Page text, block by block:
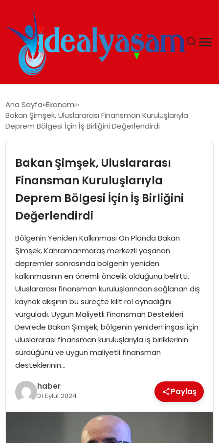
GÜNDEM
İDEAL YAŞAM
İDEAL SPOR
YAŞAM
MAGAZIN
SAĞLIK
SOSYAL HABER
Ana Sayfa Ekonomi
Bakan Şimşek, Uluslararası Finansman Kuruluşlarıyla
Deprem Bölgesi İçin İş Birliğini Değerlendirdi
Bakan Şimşek, Uluslararası
Finansman Kuruluşlarıyla
Deprem Bölgesi İçin İş Birliğini
Değerlendirdi
Bölgenin Yeniden Kalkınması Ön Planda Bakan
Şimşek, Kahramanmaraş merkezli yaşanan
depremler sonrasında bölgenin yeniden
kalkınmasının en önemli öncelik olduğunu belirtti.
Uluslararası finansman kuruluşlarından sağlanan dış
kaynak akışının bu süreçte kilit rol oynadığını
vurguladı. Uygun Maliyetli Finansman Destekleri
Devrede Bakan Şimşek, bölgenin yeniden inşası için
uluslararası finansman kuruluşlarıyla iş birliklerinin
sürdüğünü ve uygun maliyetli finansman
desteklerinin…
haber
01 Eylül 2024 Paylaş